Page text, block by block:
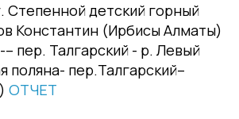
Степенной детский горный
Константин (Ирбисы Алматы)
пер. Талгарский - р. Левый
поляна- пер.Талгарский–
ОТЧЕТ